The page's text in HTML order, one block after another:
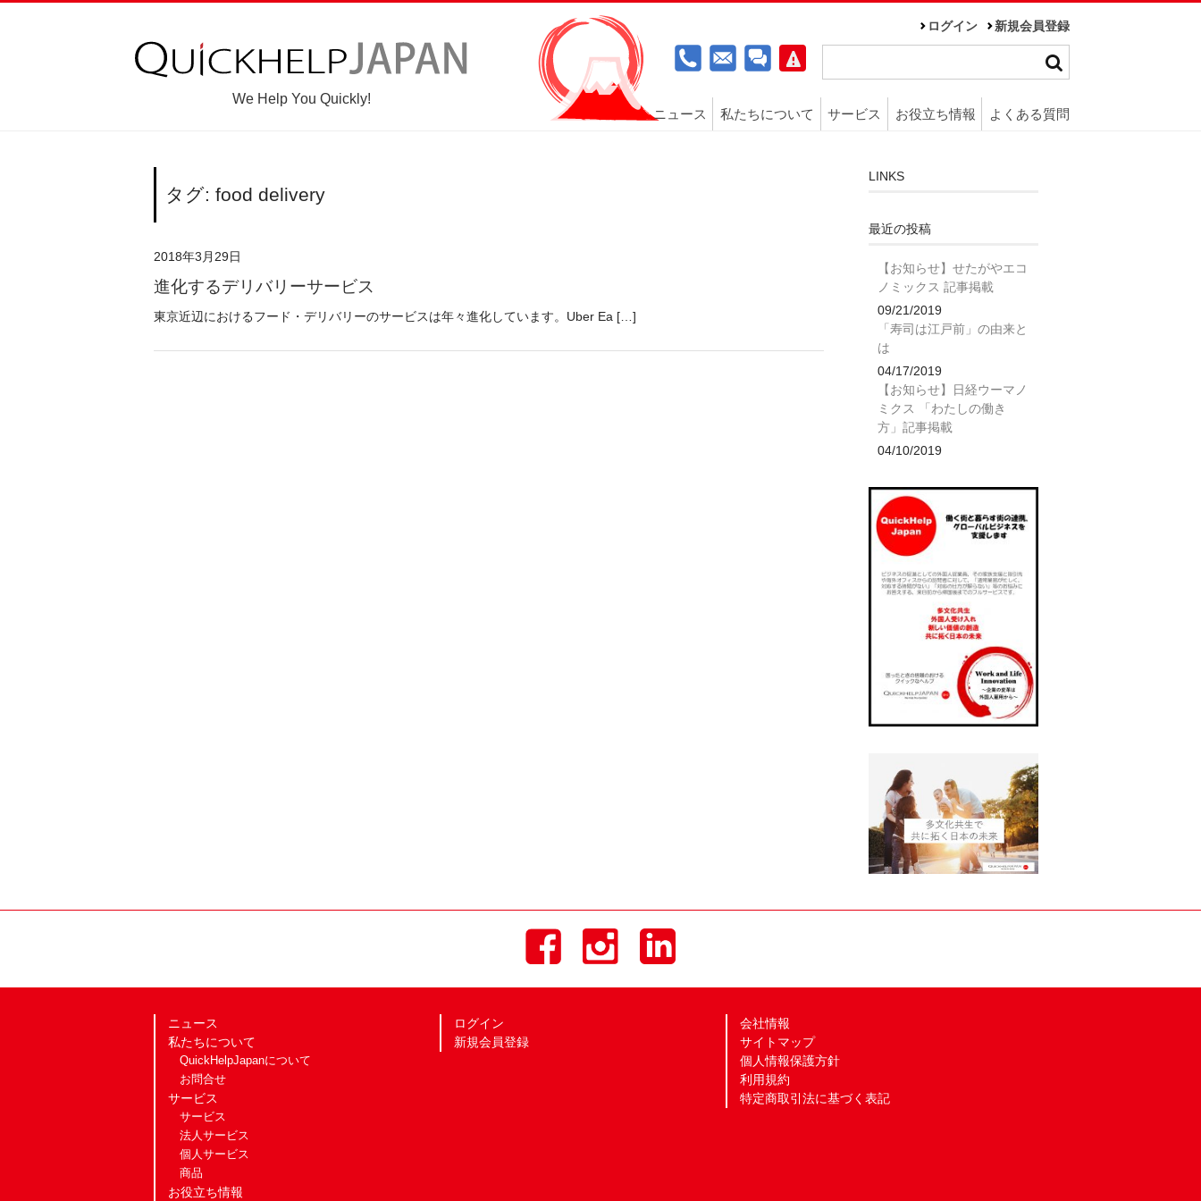
We Help You Quickly!
ログイン 新規会員登録
ニュース 私たちについて サービス お役立ち情報 よくある質問
タグ: food delivery
2018年3月29日
進化するデリバリーサービス
東京近辺におけるフード・デリバリーのサービスは年々進化しています。Uber Ea […]
LINKS
最近の投稿
【お知らせ】せたがやエコ
ノミックス 記事掲載
09/21/2019
「寿司は江戸前」の由来と
は
04/17/2019
【お知らせ】日経ウーマノ
ミクス 「わたしの働き
方」記事掲載
04/10/2019
ニュース
私たちについて
QuickHelpJapanについて
お問合せ
サービス
サービス
法人サービス
個人サービス
商品
お役立ち情報
ログイン
新規会員登録
会社情報
サイトマップ
個人情報保護方針
利用規約
特定商取引法に基づく表記